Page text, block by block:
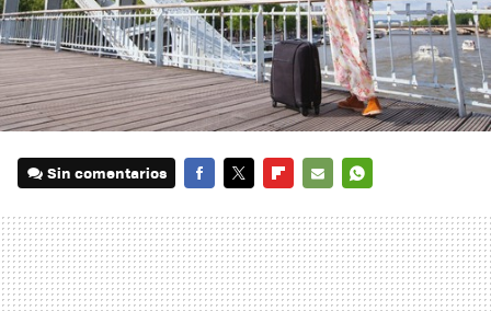
Sin comentarios
MAIL